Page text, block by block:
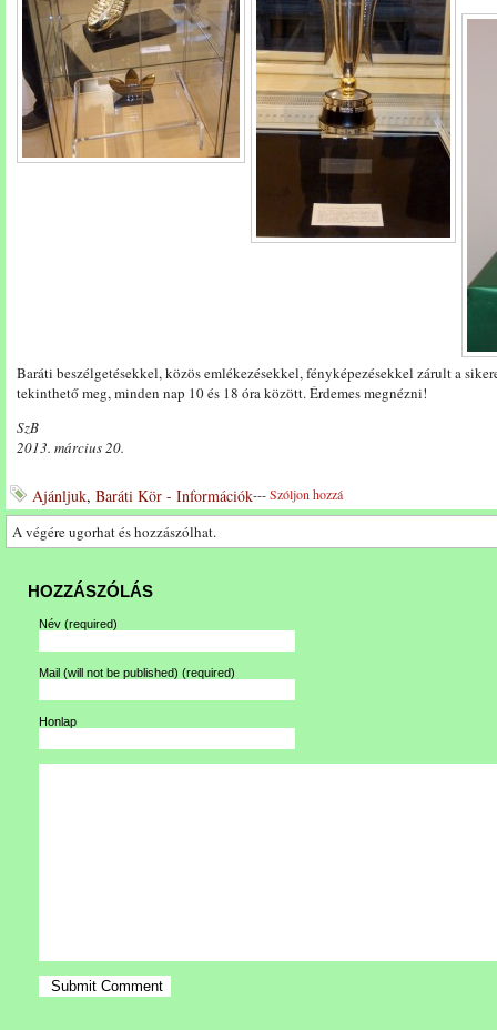
Baráti beszélgetésekkel, közös emlékezésekkel, fényképezésekkel zárult a
tekinthető meg, minden nap 10 és 18 óra között. Érdemes megnézni!
SzB
2013. március 20.
Ajánljuk, Baráti Kör - Információk---Szóljon hozzá
A végére ugorhat és hozzászólhat.
HOZZÁSZÓLÁS
Név (required)
Mail (will not be published) (required)
Honlap